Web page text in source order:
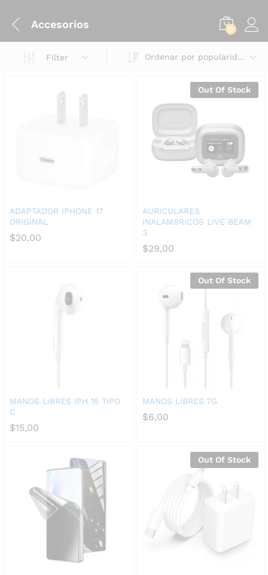
Accesorios 0
Filter Ordenar por popularidad
ADAPTADOR IPHONE 17
ORIGINAL
$20,00
Out Of Stock
AURICULARES
INALAMBRICOS LIVE BEAM
3
$29,00
MANOS LIBRES IPH 15 TIPO
C
$15,00
Out Of Stock
MANOS LIBRES 7G
$6,00
Out Of Stock